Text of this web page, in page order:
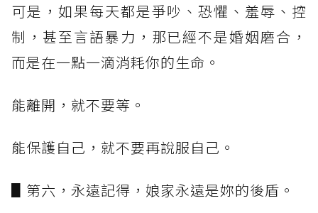
可是，如果每天都是爭吵、恐懼、羞辱、控
制，甚至言語暴力，那已經不是婚姻磨合，
而是在一點一滴消耗你的生命。
能離開，就不要等。
能保護自己，就不要再說服自己。
▋第六，永遠記得，娘家永遠是妳的後盾。